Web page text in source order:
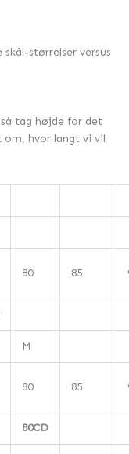
størrelser versus
tag højde for det
om, hvor langt vi vil
80 85
M
80 85
80CD